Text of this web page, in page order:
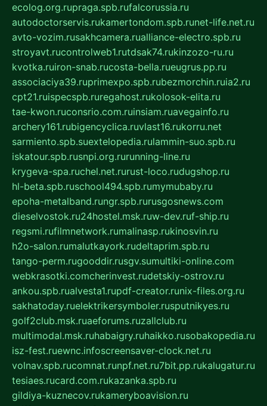
ecolog.org.rupraga.spb.rufalcorussia.ru
autodoctorservis.rukamertondom.spb.runet-life.net.ru
avto-vozim.rusakhcamera.rualliance-electro.spb.ru
stroyavt.rucontrolweb1.rutdsak74.rukinzozo-ru.ru
kvotka.ruiron-snab.rucosta-bella.rueugrus.pp.ru
associaciya39.ruprimexpo.spb.rubezmorchin.ruia2.ru
cpt21.ruispecspb.ruregahost.rukolosok-elita.ru
tae-kwon.ruconsrio.com.ruinsiam.ruavegainfo.ru
archery161.rubigencyclica.ruvlast16.rukorru.net
sarmiento.spb.suextelopedia.rulammin-suo.spb.ru
iskatour.spb.rusnpi.org.rurunning-line.ru
krygeva-spa.ruchel.net.rurust-loco.rudugshop.ru
hl-beta.spb.ruschool494.spb.rumymubaby.ru
epoha-metalband.rungr.spb.rurusgosnews.com
dieselvostok.ru24hostel.msk.ruw-dev.ruf-ship.ru
regsmi.rufilmnetwork.rumalinasp.rukinosvin.ru
h2o-salon.rumalutkayork.rudeltaprim.spb.ru
tango-perm.rugooddir.rusgv.sumultiki-online.com
webkrasotki.comcherinvest.rudetskiy-ostrov.ru
ankou.spb.rualvesta1.rupdf-creator.runix-files.org.ru
sakhatoday.ruelektrikersymboler.rusputnikyes.ru
golf2club.msk.ruaeforums.ruzallclub.ru
multimodal.msk.ruhabaigry.ruhaikko.rusobakopedia.ru
isz-fest.ruewnc.infoscreensaver-clock.net.ru
volnav.spb.rucomnat.runpf.net.ru7bit.pp.rukalugatur.ru
tesiaes.rucard.com.rukazanka.spb.ru
gildiya-kuznecov.rukameryboavision.ru